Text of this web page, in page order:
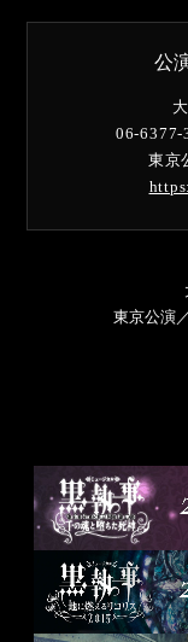
公
06-6377-
東京
東京公演